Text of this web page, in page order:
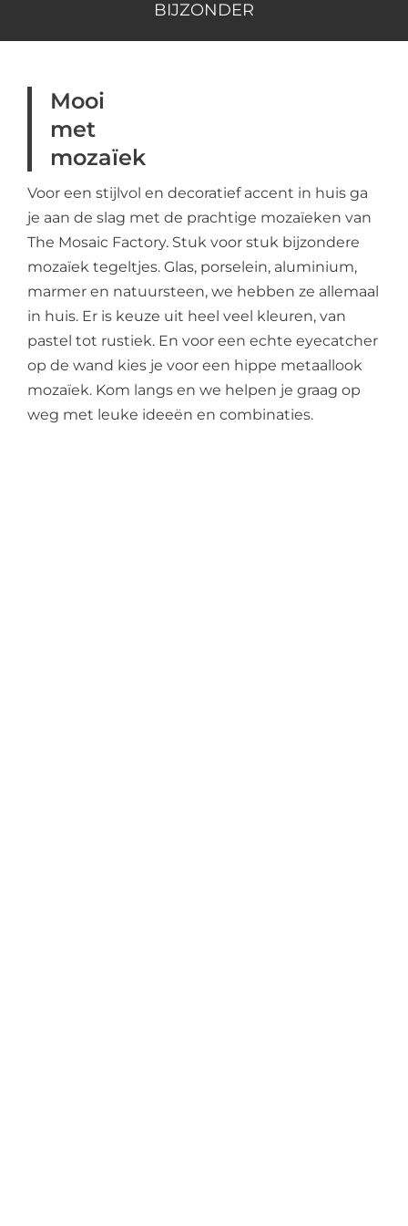
BIJZONDER
Mooi
met
mozaïek
Voor een stijlvol en decoratief accent in huis ga
je aan de slag met de prachtige mozaïeken van
The Mosaic Factory. Stuk voor stuk bijzondere
mozaïek tegeltjes. Glas, porselein, aluminium,
marmer en natuursteen, we hebben ze allemaal
in huis. Er is keuze uit heel veel kleuren, van
pastel tot rustiek. En voor een echte eyecatcher
op de wand kies je voor een hippe metaallook
mozaïek. Kom langs en we helpen je graag op
weg met leuke ideeën en combinaties.